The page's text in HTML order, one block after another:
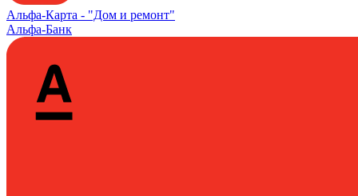
Альфа‑Карта - "Дом и ремонт"
Альфа-Банк